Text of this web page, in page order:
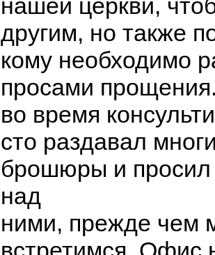
нашей церкви,
другим, но также
кому необходимо
просами
во время
сто раздавал
брошюры и просил
над
ними, прежде чем